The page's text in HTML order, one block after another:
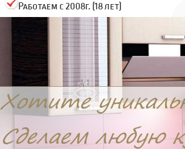
Работаем с 2008г. (18 лет)